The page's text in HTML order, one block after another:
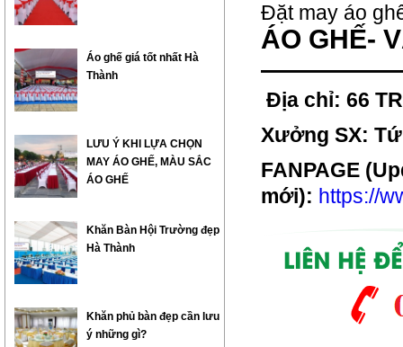
Đặt may áo
ÁO GHẾ-
Địa chỉ: 66
Xưởng SX:
FANPAGE
mới): https://
Áo ghế giá tốt nhất Hà
Thành
LƯU Ý KHI LỰA CHỌN
MAY ÁO GHẾ, MÀU SẮC
ÁO GHẾ
Khăn Bàn Hội Trường đẹp
Hà Thành
Khăn phủ bàn đẹp cần lưu
ý những gì?